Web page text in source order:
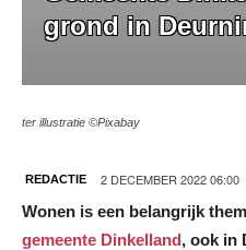
grond in
ter illustratie ©Pixabay
REDACTIE 2 DECEMBER 2022 06:00
Wonen is een belangrijk
gemeente Dinkelland, ook in